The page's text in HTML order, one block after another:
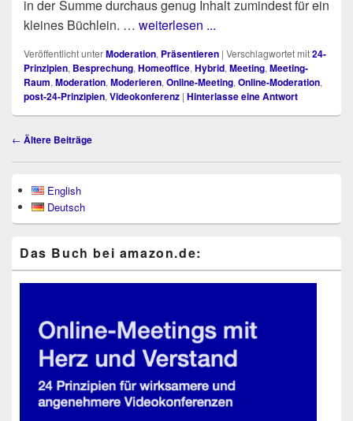
in der Sum­me durch­aus genug Inhalt zumin­dest für ein
klei­nes Büch­lein. … weiterlesen ...
Veröffentlicht unterModeration, Präsentieren | Verschlagwortet mit24-
Prinzipien, Besprechung, Homeoffice, Hybrid, Meeting, Meeting-
Raum, Moderation, Moderieren, Online-Meeting, Online-Moderation,
post-24-Prinzipien, Videokonferenz | Hinterlasse eine Antwort
Beitragsnavigation
← Ältere Beiträge
Seitenleisten-
Widgetbereich
English
Deutsch
Das Buch bei ama​zon​.de: